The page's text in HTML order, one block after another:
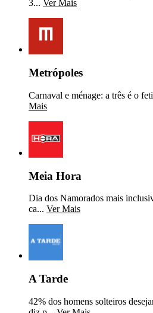
3... Ver Mais
Metrópoles
Carnaval e ménage: a três é o
Mais
Meia Hora
Dia dos Namorados mais
ca... Ver Mais
A Tarde
42% dos homens solteiros